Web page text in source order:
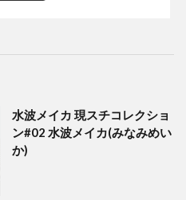
水波メイカ 現スチコレクショ
ン#02 水波メイカ(みなみめい
か)